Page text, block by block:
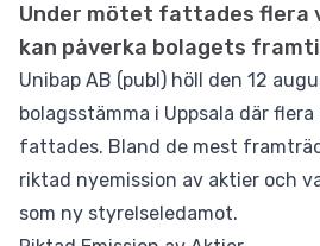
Under mötet fattades flera
kan påverka bolagets
Unibap AB (publ) höll den 12
bolagsstämma i Uppsala där
fattades. Bland de mest
riktad nyemission av aktier och
som ny styrelseledamot.